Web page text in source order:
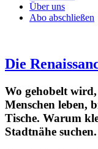
Über uns
Abo abschließen
Die
Wo gehobelt
Menschen leben,
Tische. Warum
Stadtnähe suchen.